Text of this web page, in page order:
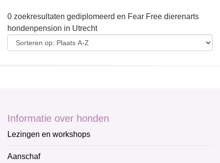
0 zoekresultaten gediplomeerd en Fear Free dierenarts
hondenpension in Utrecht
Informatie over honden
Lezingen en workshops
Aanschaf